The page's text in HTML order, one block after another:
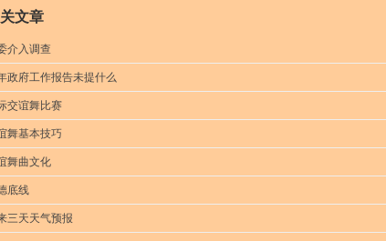
文章
介入调查
政府工作报告未提什么
交谊舞比赛
舞基本技巧
舞曲文化
底线
三天天气预报